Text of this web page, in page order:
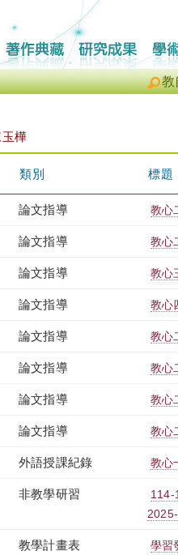
教
樺
類別 標題
論文指導 教心
論文指導 教心
論文指導 教心
論文指導 教心
論文指導 教心
論文指導 教心
論文指導 教心
論文指導 教心
外語授課紀錄 教心
非教學研習
114-
教學計畫表 學習